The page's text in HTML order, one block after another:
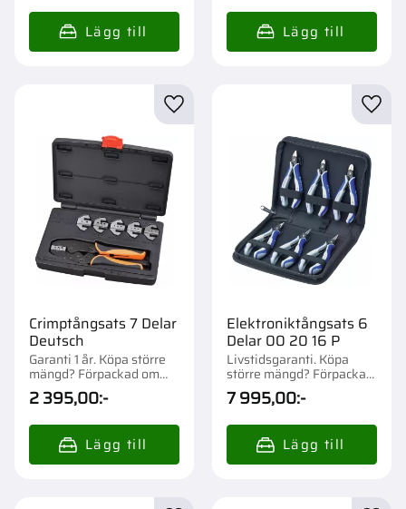
Crimptångsats 7 Delar
Deutsch
Garanti 1 år. Köpa större
mängd? Förpackad om
1/10 st.
2 395,00:-
Lägg till i favoriter
Elektroniktångsats 6
Delar 00 20 16 P
Livstidsgaranti. Köpa
större mängd? Förpackad
om 1 st.
7 995,00:-